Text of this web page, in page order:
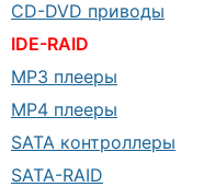
CD-DVD приводы
IDE-RAID
MP3 плееры
MP4 плееры
SATA контроллеры
SATA-RAID